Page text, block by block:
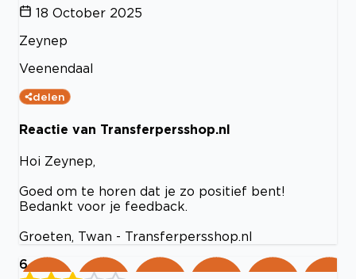
18 October 2025
Zeynep
Veenendaal
delen
Reactie van Transferpersshop.nl
Hoi Zeynep,
Goed om te horen dat je zo positief bent!
Bedankt voor je feedback.
Groeten, Twan - Transferpersshop.nl
6